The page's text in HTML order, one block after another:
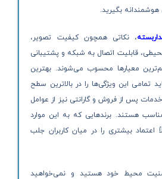
بگیرید.
، نکاتی همچون کیفیت تصویر،
قابلیت اتصال به شبکه و پشتیبانی
معیارها محسوب می‌شوند. بهترین
تمامی این ویژگی‌ها را در بالاترین سطح
خدمات پس از فروش و گارانتی نیز از عوامل
هستند. برندهایی که به این موارد
بیشتری را در میان کاربران جلب
امنیت محیط خود هستید و نمی‌خواهید